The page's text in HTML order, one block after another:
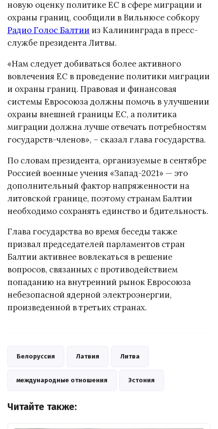
новую оценку политике ЕС в сфере миграции и
охраны границ, сообщили в Вильнюсе собкору
Радио Голос Балтии из Калининграда в пресс-
службе президента Литвы.
«Нам следует добиваться более активного
вовлечения ЕС в проведение политики миграции
и охраны границ. Правовая и финансовая
системы Евросоюза должны помочь в улучшении
охраны внешней границы ЕС, а политика
миграции должна лучше отвечать потребностям
государств-членов», – сказал глава государства.
По словам президента, организуемые в сентябре
Россией военные учения «Запад-2021» — это
дополнительный фактор напряженности на
литовской границе, поэтому странам Балтии
необходимо сохранять единство и бдительность.
Глава государства во время беседы также
призвал председателей парламентов стран
Балтии активнее вовлекаться в решение
вопросов, связанных с противодействием
попаданию на внутренний рынок Евросоюза
небезопасной ядерной электроэнергии,
произведенной в третьих странах.
Белоруссия Латвия Литва
международные отношения Эстония
Читайте также: